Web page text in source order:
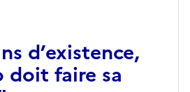
d’existence,
doit faire sa